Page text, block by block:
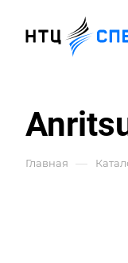
Главная —